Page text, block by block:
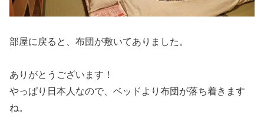
部屋に戻ると、布団が敷いてありました。
ありがとうございます！
やっぱり日本人なので、ベッドより布団が落ち着きます
ね。